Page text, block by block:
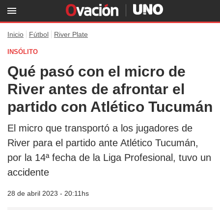
Inicio Fútbol River Plate
INSÓLITO
Qué pasó con el micro de
River antes de afrontar el
partido con Atlético Tucumán
El micro que transportó a los jugadores de
River para el partido ante Atlético Tucumán,
por la 14ª fecha de la Liga Profesional, tuvo un
accidente
28 de abril 2023 - 20:11hs